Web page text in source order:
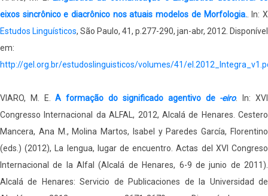
eixos sincrônico e diacrônico nos atuais modelos de Morfologia.. In: X
Estudos Linguísticos, São Paulo, 41, p.277-290, jan-abr, 2012. Disponível
em:
http://gel.org.br/estudoslinguisticos/volumes/41/
VIARO, M. E.A formação do significado agentivo de -eiro. In: XVI
Congresso Internacional da ALFAL, 2012, Alcalá de Henares. Cestero
Mancera, Ana M., Molina Martos, Isabel y Paredes García, Florentino
(eds.) (2012), La lengua, lugar de encuentro. Actas del XVI Congreso
Internacional de la Alfal (Alcalá de Henares, 6-9 de junio de 2011).
Alcalá de Henares: Servicio de Publicaciones de la Universidad de